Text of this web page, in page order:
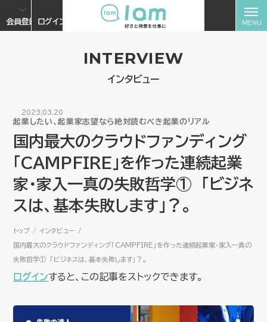
会員登録 ログイン
INTERVIEW
インタビュー
2023.03.20
起業したい、起業家志望なら絶対読むべき起業のリアル
国内最大のクラウドファンディング
「CAMPFIRE」を作った連続起業
家・家入一真の失敗哲学① 「ビジネ
スは、基本失敗します」？。
トップ インタビュー
国内最大のクラウドファンディング「CAMPFIRE」を作った連続起業家・家入一真の
失敗哲学① 「ビジネスは、基本失敗します」？。
ログインすると、この記事をストックできます。